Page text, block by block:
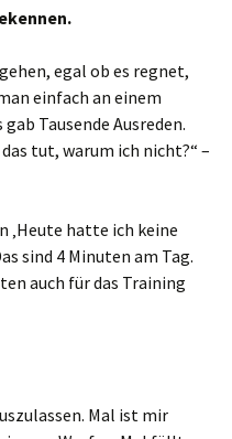
egal ob es regnet,
einfach an einem
Tausende Ausreden.
tut, warum ich nicht?“ –
‚Heute hatte ich keine
sind 4 Minuten am Tag.
auch für das Training
Mal ist mir